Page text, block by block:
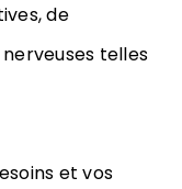
de
telles
et vos